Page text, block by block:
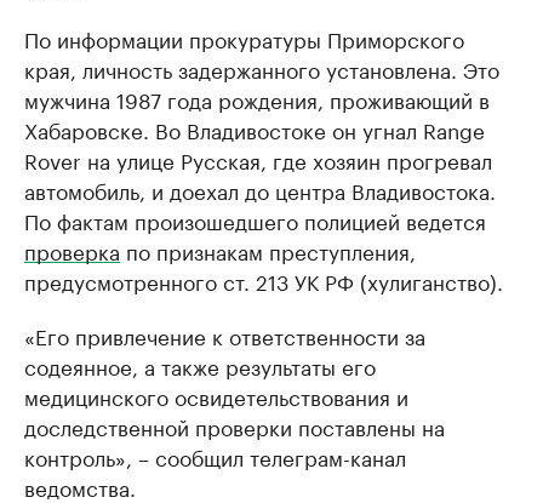
По информации прокуратуры Приморского
края, личность задержанного установлена. Это
мужчина 1987 года рождения, проживающий в
Хабаровске. Во Владивостоке он угнал Range
Rover на улице Русская, где хозяин прогревал
автомобиль, и доехал до центра Владивостока.
По фактам произошедшего полицией ведется
проверка по признакам преступления,
предусмотренного ст. 213 УК РФ (хулиганство).
«Его привлечение к ответственности за
содеянное, а также результаты его
медицинского освидетельствования и
доследственной проверки поставлены на
контроль», – сообщил телеграм-канал
ведомства.